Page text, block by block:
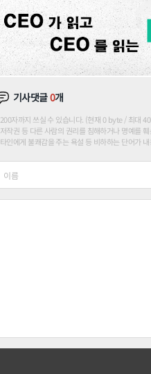
기사댓글0개
200자까지 쓰실 수 있습니다. (현재 0 byte / 최대
저작권 등 다른 사람의 권리를 침해하거나 명예를
타인에게 불쾌감을 주는 욕설 등 비하하는 단어가